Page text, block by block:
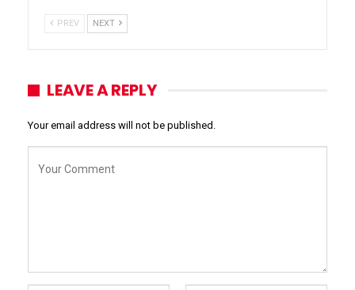
PREV NEXT
LEAVE A REPLY
Your email address will not be published.